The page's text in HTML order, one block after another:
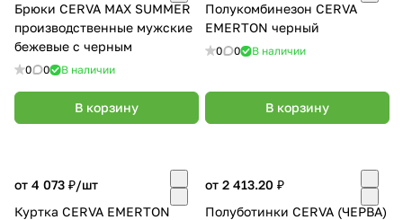
Брюки CERVA MAX SUMMER
производственные мужские
бежевые с черным
0 0 В наличии
В корзину
Полукомбинезон CERVA
EMERTON черный
0 0 В наличии
В корзину
от 4 073 ₽/шт
Куртка CERVA EMERTON
от 2 413.20 ₽
Полуботинки CERVA (ЧЕРВА)